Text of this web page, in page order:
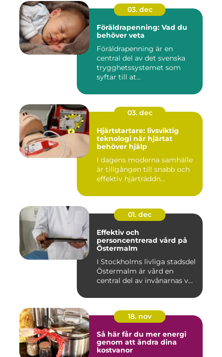
03. dec
Föräldrapenning: Vad du
behöver veta
Föräldrapenning är en
central del av det svenska
trygghetssystemet som
syftar till at...
03. dec
Hjärtstartare: livsviktig
teknologi när hjärtat
behöver hjälp
I dagens moderna samhälle
är tillgången till snabb och
effektiv hjärträddn...
01. dec
Effektiv och
personcentrerad vård på
Östermalm
I Stockholms livliga stadsdel
Östermalm är vård en
central del av invånarnas v...
18. nov
Så här får du mer energi
genom att ändra dina
kostvanor